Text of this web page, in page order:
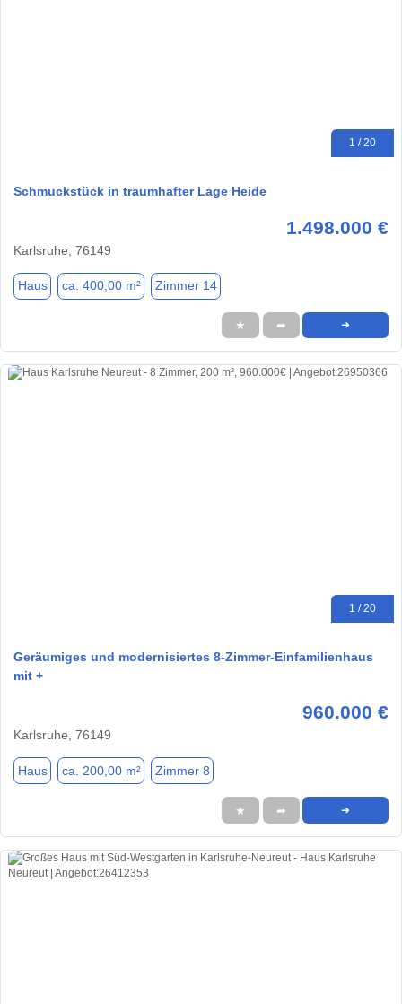
1 / 20
Schmuckstück in traumhafter Lage Heide
1.498.000 €
Karlsruhe, 76149
Haus ca. 400,00 m² Zimmer 14
★ ➦ ➜
1 / 20
Geräumiges und modernisiertes 8-Zimmer-Einfamilienhaus
mit +
960.000 €
Karlsruhe, 76149
Haus ca. 200,00 m² Zimmer 8
★ ➦ ➜